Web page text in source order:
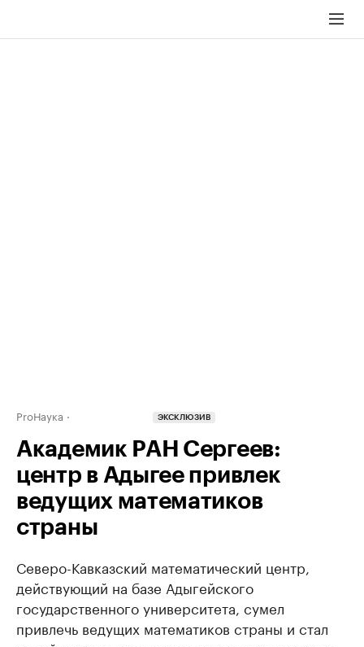
ProНаука ЭКСКЛЮЗИВ
Академик РАН Сергеев:
центр в Адыгее привлек
ведущих математиков
страны
Северо-Кавказский математический центр,
действующий на базе Адыгейского
государственного университета, сумел
привлечь ведущих математиков страны и стал